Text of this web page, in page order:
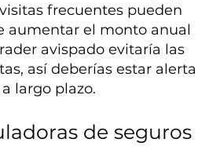
frecuentes pueden
aumentar el monto anual
avispado evitaría las
así deberías estar alerta
largo plazo.
de seguros